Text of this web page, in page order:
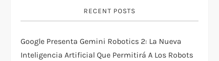
a
t
RECENT POSTS
Google Presenta Gemini Robotics 2: La Nueva
Inteligencia Artificial Que Permitirá A Los Robots